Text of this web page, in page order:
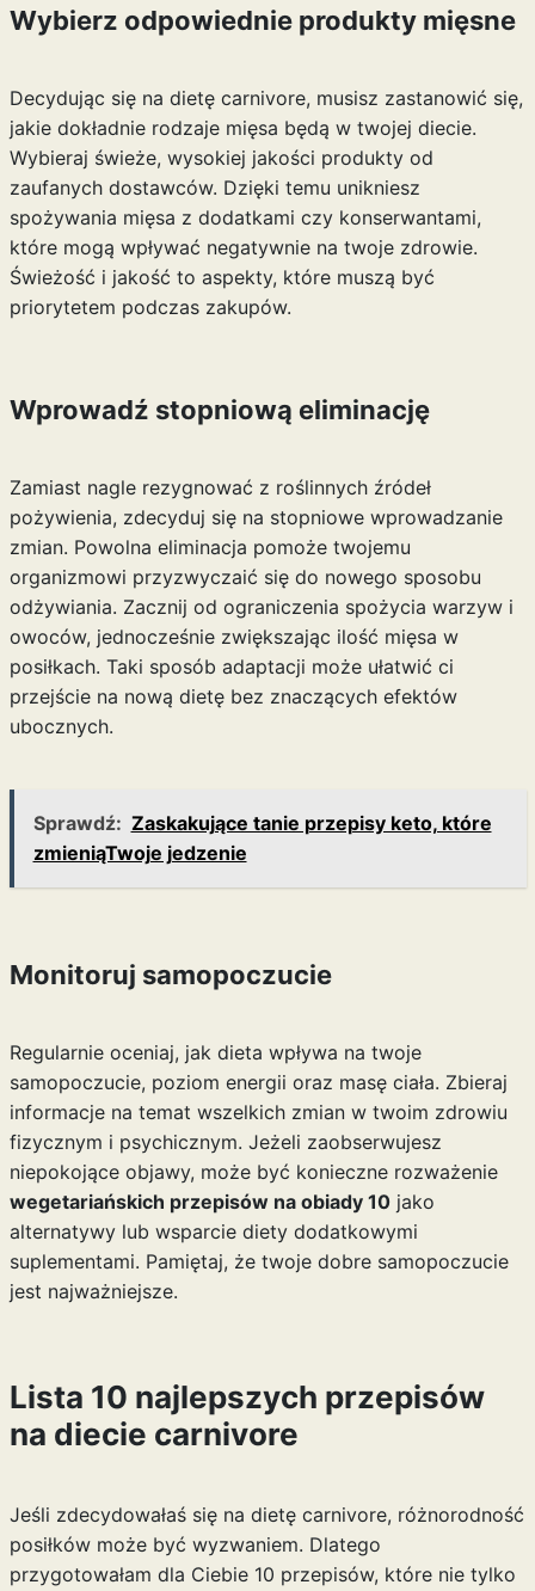
Wybierz odpowiednie produkty mięsne
Decydując się na dietę carnivore, musisz zastanowić się,
jakie dokładnie rodzaje mięsa będą w twojej diecie.
Wybieraj świeże, wysokiej jakości produkty od
zaufanych dostawców. Dzięki temu unikniesz
spożywania mięsa z dodatkami czy konserwantami,
które mogą wpływać negatywnie na twoje zdrowie.
Świeżość i jakość to aspekty, które muszą być
priorytetem podczas zakupów.
Wprowadź stopniową eliminację
Zamiast nagle rezygnować z roślinnych źródeł
pożywienia, zdecyduj się na stopniowe wprowadzanie
zmian. Powolna eliminacja pomoże twojemu
organizmowi przyzwyczaić się do nowego sposobu
odżywiania. Zacznij od ograniczenia spożycia warzyw i
owoców, jednocześnie zwiększając ilość mięsa w
posiłkach. Taki sposób adaptacji może ułatwić ci
przejście na nową dietę bez znaczących efektów
ubocznych.
Sprawdź: Zaskakujące tanie przepisy keto, które
zmieniąTwoje jedzenie
Monitoruj samopoczucie
Regularnie oceniaj, jak dieta wpływa na twoje
samopoczucie, poziom energii oraz masę ciała. Zbieraj
informacje na temat wszelkich zmian w twoim zdrowiu
fizycznym i psychicznym. Jeżeli zaobserwujesz
niepokojące objawy, może być konieczne rozważenie
wegetariańskich przepisów na obiady 10jako
alternatywy lub wsparcie diety dodatkowymi
suplementami. Pamiętaj, że twoje dobre samopoczucie
jest najważniejsze.
Lista 10 najlepszych przepisów
na diecie carnivore
Jeśli zdecydowałaś się na dietę carnivore, różnorodność
posiłków może być wyzwaniem. Dlatego
przygotowałam dla Ciebie 10 przepisów, które nie tylko